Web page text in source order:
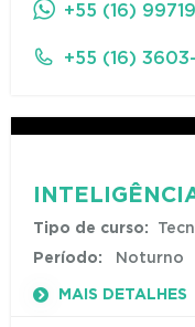
+55 (16)
+55 (16)
Tipo de curso:
Período: Noturno
MAIS DETALHES